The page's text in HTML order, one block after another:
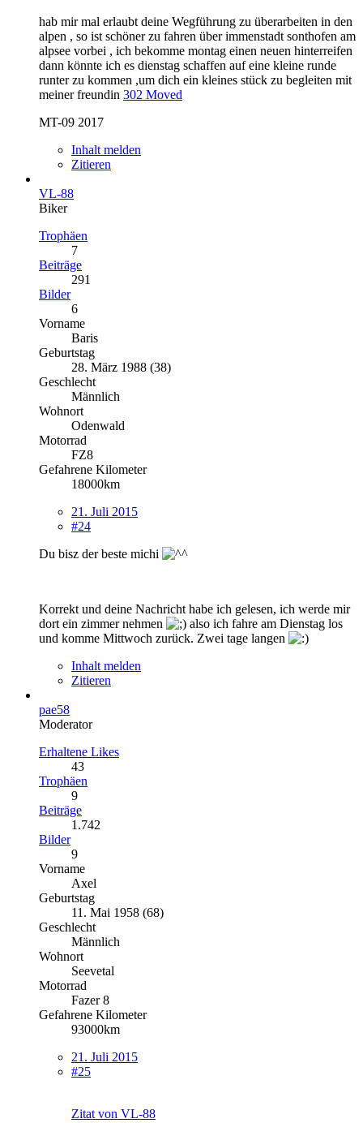
hab mir mal erlaubt deine Wegführung zu überarbeiten in den
alpen , so ist schöner zu fahren über immenstadt sonthofen am
alpsee vorbei , ich bekomme montag einen neuen hinterreifen
dann könnte ich es dienstag schaffen auf eine kleine runde
runter zu kommen ,um dich ein kleines stück zu begleiten mit
meiner freundin 302 Moved
MT-09 2017
Inhalt melden
Zitieren
VL-88
Biker
Trophäen
7
Beiträge
291
Bilder
6
Vorname
Baris
Geburtstag
28. März 1988 (38)
Geschlecht
Männlich
Wohnort
Odenwald
Motorrad
FZ8
Gefahrene Kilometer
18000km
21. Juli 2015
#24
Du bisz der beste michi
Korrekt und deine Nachricht habe ich gelesen, ich werde mir
dort ein zimmer nehmen
also ich fahre am Dienstag los
und komme Mittwoch zurück. Zwei tage langen
Inhalt melden
Zitieren
pae58
Moderator
Erhaltene Likes
43
Trophäen
9
Beiträge
1.742
Bilder
9
Vorname
Axel
Geburtstag
11. Mai 1958 (68)
Geschlecht
Männlich
Wohnort
Seevetal
Motorrad
Fazer 8
Gefahrene Kilometer
93000km
21. Juli 2015
#25
Zitat von VL-88